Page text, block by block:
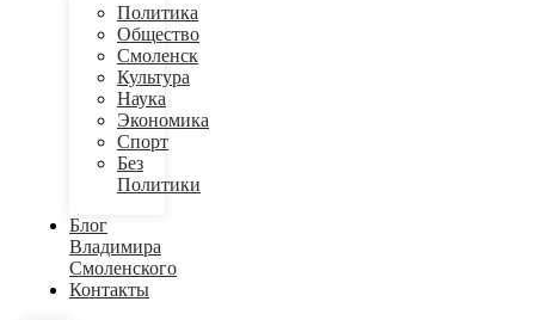
Политика
Общество
Смоленск
Культура
Наука
Экономика
Спорт
Без
Политики
Блог
Владимира
Смоленского
Контакты